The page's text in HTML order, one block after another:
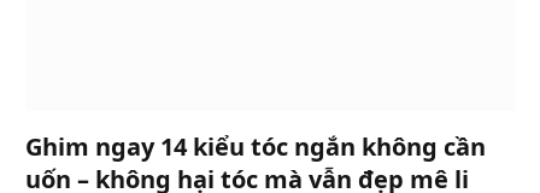
Ghim ngay 14 kiểu tóc ngắn không cần
uốn – không hại tóc mà vẫn đẹp mê li